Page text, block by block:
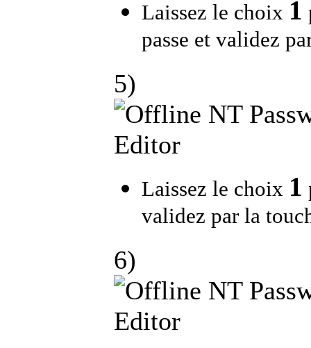
Laissez le choix 1
passe et validez
5)
Laissez le choix 1
validez par la
6)